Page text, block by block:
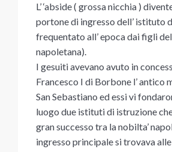
L’ ‘abside ( grossa nicchia )
portone di ingresso dell’ istituto
frequentato all’ epoca dai figli
napoletana).
I gesuiti avevano avuto in
Francesco I di Borbone l’ antico
San Sebastiano ed essi vi
luogo due istituti di istruzione
gran successo tra la nobilta’
ingresso principale si trovava